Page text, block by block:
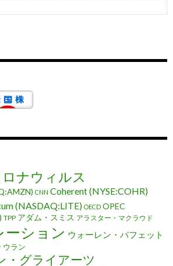
ナウィルス
CNN Coherent (NYSE:COHR)
(NASDAQ:LITE) OECD OPEC
TPP アダム・スミス アラスター・マクラウド
ーション ウォーレン・バフェット
ウラン
・グライアーツ